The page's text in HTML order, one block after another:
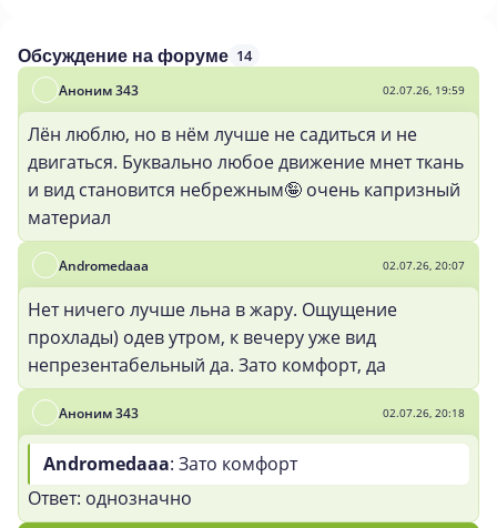
Обсуждение на форуме 14
Аноним 343 02.07.26, 19:59
Лён люблю, но в нём лучше не садиться и не
двигаться. Буквально любое движение мнет ткань
и вид становится небрежным🤪 очень капризный
материал
Andromedaaa 02.07.26, 20:07
Нет ничего лучше льна в жару. Ощущение
прохлады) одев утром, к вечеру уже вид
непрезентабельный да. Зато комфорт, да
Аноним 343 02.07.26, 20:18
Andromedaaa: Зато комфорт
Ответ: однозначно